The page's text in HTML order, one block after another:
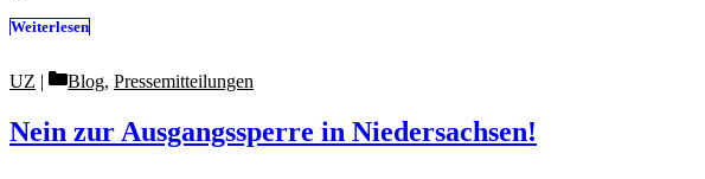
Weiterlesen
Nein zur Ausgangssperre in Niedersachsen!
UZ Categories
Blog, Pressemitteilungen